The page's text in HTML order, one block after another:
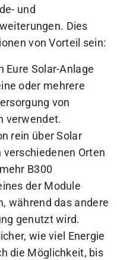
und
Dies
von Vorteil sein:
Eure Solar-Anlage
oder mehrere
von
verwendet.
rein über Solar
verschiedenen Orten
B300
der Module
während das andere
genutzt wird.
wie viel Energie
die Möglichkeit, bis